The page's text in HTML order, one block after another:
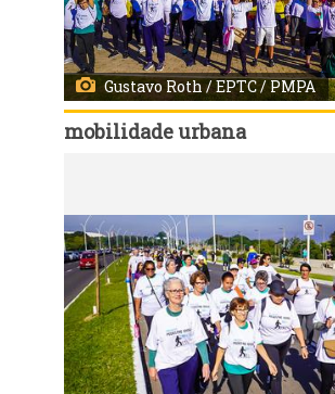
Gustavo Roth / EPTC / PMPA
mobilidade urbana